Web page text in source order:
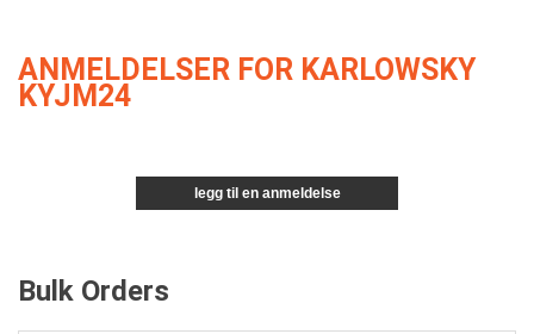
ANMELDELSER FOR KARLOWSKY
KYJM24
legg til en anmeldelse
Bulk Orders